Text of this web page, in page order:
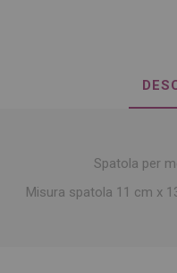
Spatola per
Misura spatola 11 cm x